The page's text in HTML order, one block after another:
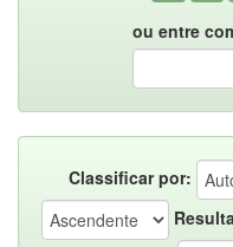
ou entre
Classificar por: